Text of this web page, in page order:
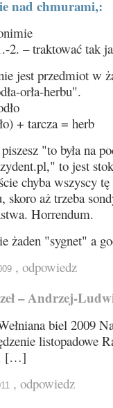
nad chmurami,:
2. – traktować tak
jest przedmiot w
orła-herbu".
+ tarcza = herb
"to była na
to jest
chyba wszyscy
skoro aż trzeba
Horrendum.
żaden "sygnet" a
, odpowiedz
– Andrzej-
biel 2009
listopadowe
[…]
, odpowiedz